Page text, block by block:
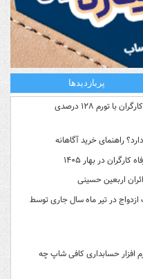
پربازدیدها
فریبِ «کاهش شتاب تورم» را نخورید؛ سفره کارگران با تورم ۱۲۸ درصدی
راهنمای خرید آگاهانه
اربعین حسینی
ریال تسهیلات ازدواج در تیر ماه سال جاری توسط
افزار حسابداری کافی شاپ چه